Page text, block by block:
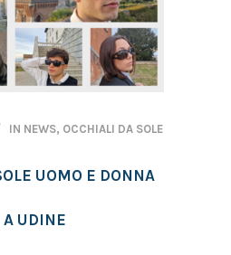
IN NEWS, OCCHIALI DA SOLE
UOMO E DONNA
UDINE